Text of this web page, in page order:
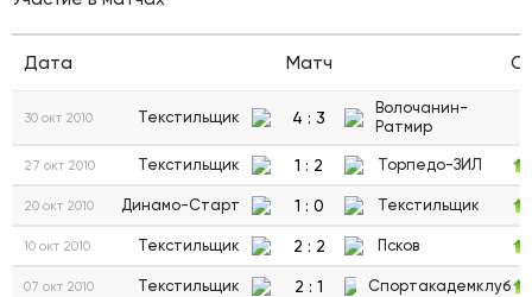
Дата Матч
30 окт 2010 Текстильщик 4 : 3
Волочанин-
Ратмир
27 окт 2010 Текстильщик 1 : 2 Торпедо-ЗИЛ
20 окт 2010 Динамо-Старт 1 : 0 Текстильщик
10 окт 2010 Текстильщик 2 : 2 Псков
07 окт 2010 Текстильщик 2 : 1 Спортакадемклуб